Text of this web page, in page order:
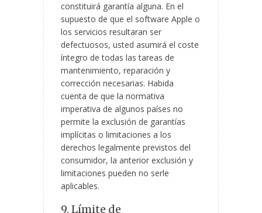
constituirá garantía alguna. En el
supuesto de que el software Apple o
los servicios resultaran ser
defectuosos, usted asumirá el coste
íntegro de todas las tareas de
mantenimiento, reparación y
corrección necesarias. Habida
cuenta de que la normativa
imperativa de algunos países no
permite la exclusión de garantías
implícitas o limitaciones a los
derechos legalmente previstos del
consumidor, la anterior exclusión y
limitaciones pueden no serle
aplicables.
9. Límite de